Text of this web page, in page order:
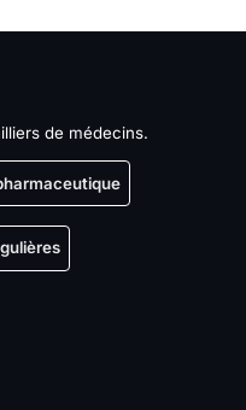
de médecins.